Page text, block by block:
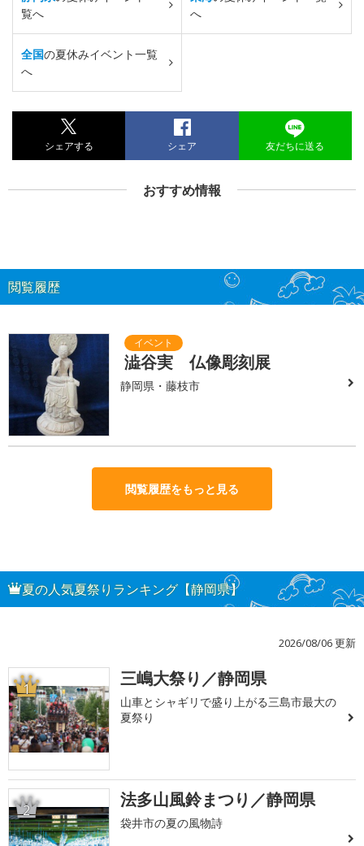
覧へ
へ
全国の夏休みイベント一覧
へ
シェアする シェア 友だちに送る
おすすめ情報
閲覧履歴
澁谷実 仏像彫刻展
静岡県・藤枝市
閲覧履歴をもっと見る
夏の人気夏祭りランキング【静岡県】
2026/08/06 更新
1 三嶋大祭り／静岡県
山車とシャギリで盛り上がる三島市最大の
夏祭り
2 法多山風鈴まつり／静岡県
袋井市の夏の風物詩